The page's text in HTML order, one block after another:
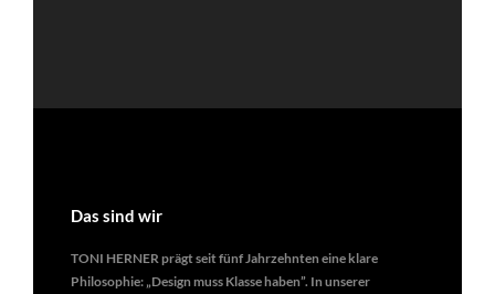
Das sind wir
TONI HERNER prägt seit fünf Jahrzehnten eine klare
Philosophie: „Design muss Klasse haben”. In unserer